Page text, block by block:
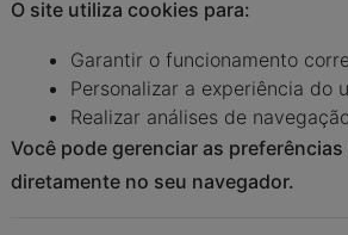
O site utiliza cookies para:
Garantir o funcionamento
Personalizar a experiência do
Realizar análises de
Você pode gerenciar as
diretamente no seu navegador.